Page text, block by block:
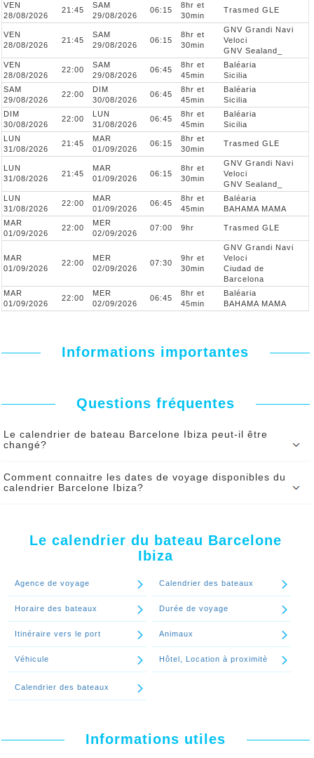
VEN
28/08/2026
21:45
SAM
29/08/2026
06:15
8hr et
30min
Trasmed GLE
VEN
28/08/2026
21:45
SAM
29/08/2026
06:15
8hr et
30min
GNV Grandi Navi
Veloci
GNV Sealand_
VEN
28/08/2026
22:00
SAM
29/08/2026
06:45
8hr et
45min
Baléaria
Sicilia
SAM
29/08/2026
22:00
DIM
30/08/2026
06:45
8hr et
45min
Baléaria
Sicilia
DIM
30/08/2026
22:00
LUN
31/08/2026
06:45
8hr et
45min
Baléaria
Sicilia
LUN
31/08/2026
21:45
MAR
01/09/2026
06:15
8hr et
30min
Trasmed GLE
LUN
31/08/2026
21:45
MAR
01/09/2026
06:15
8hr et
30min
GNV Grandi Navi
Veloci
GNV Sealand_
LUN
31/08/2026
22:00
MAR
01/09/2026
06:45
8hr et
45min
Baléaria
BAHAMA MAMA
MAR
01/09/2026
22:00
MER
02/09/2026
07:00 9hr Trasmed GLE
MAR
01/09/2026
22:00
MER
02/09/2026
07:30
9hr et
30min
GNV Grandi Navi
Veloci
Ciudad de
Barcelona
MAR
01/09/2026
22:00
MER
02/09/2026
06:45
8hr et
45min
Baléaria
BAHAMA MAMA
Informations importantes
Questions fréquentes
Le calendrier de bateau Barcelone Ibiza peut-il être
changé?
sous certaines contraintes. En cas de changement vous serez serez
informé par SMS et par mail de tout changement d’heure de départ.
Comment connaitre les dates de voyage disponibles du
calendrier Barcelone Ibiza?
Continuer le spécial 'Comment connaitre les dates de voyage
disponibles du calendrier Barcelone Ibiza?'
Le calendrier du bateau Barcelone
Ibiza
Agence de voyage Calendrier des bateaux
Horaire des bateaux Durée de voyage
Itinéraire vers le port Animaux
Véhicule Hôtel, Location à proximitè
Calendrier des bateaux
Informations utiles